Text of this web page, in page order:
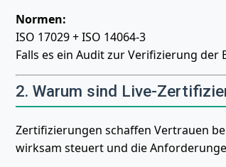
Normen:
ISO 17029 + ISO 14064-3
Falls es ein Audit zur Verifizierung der
2. Warum sind Live-
Zertifizierungen schaffen Vertrauen
wirksam steuert und die